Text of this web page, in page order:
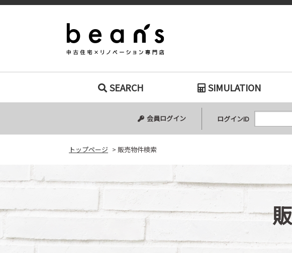
販売物件検索｜枚方・交野エリアの
SEARCH
中古マンション
中古一戸建て
新築一戸建て
土地
SIMULATION
会員ログイン ログインID
トップページ > 販売物件検索